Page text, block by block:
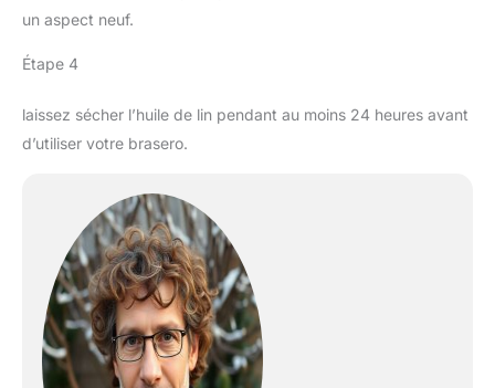
un aspect neuf.
Étape 4
laissez sécher l’huile de lin pendant au moins 24 heures avant
d’utiliser votre brasero.